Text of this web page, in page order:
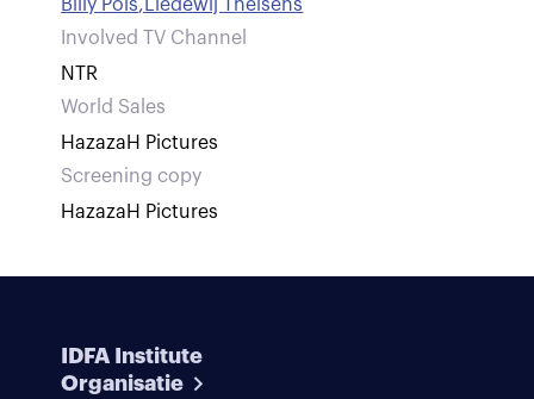
Billy Pols, Liedewij Theisens
Involved TV Channel
NTR
World Sales
HazazaH Pictures
Screening copy
HazazaH Pictures
IDFA Institute
Organisatie